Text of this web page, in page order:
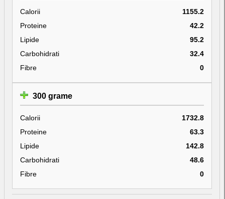
Calorii
1155.2
Proteine
42.2
Lipide
95.2
Carbohidrati
32.4
Fibre
0
300 grame
Calorii
1732.8
Proteine
63.3
Lipide
142.8
Carbohidrati
48.6
Fibre
0